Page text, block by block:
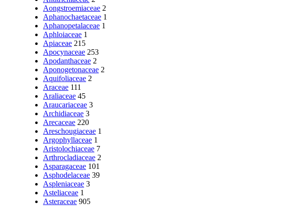
Aongstroemiaceae 2
Aphanochaetaceae 1
Aphanopetalaceae 1
Aphloiaceae 1
Apiaceae 215
Apocynaceae 253
Apodanthaceae 2
Aponogetonaceae 2
Aquifoliaceae 2
Araceae 111
Araliaceae 45
Araucariaceae 3
Archidiaceae 3
Arecaceae 220
Areschougiaceae 1
Argophyllaceae 1
Aristolochiaceae 7
Arthrocladiaceae 2
Asparagaceae 101
Asphodelaceae 39
Aspleniaceae 3
Asteliaceae 1
Asteraceae 905